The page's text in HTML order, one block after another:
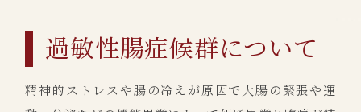
過敏性腸症候群について
精神的ストレスや腸の冷えが原因で大腸の緊張や運